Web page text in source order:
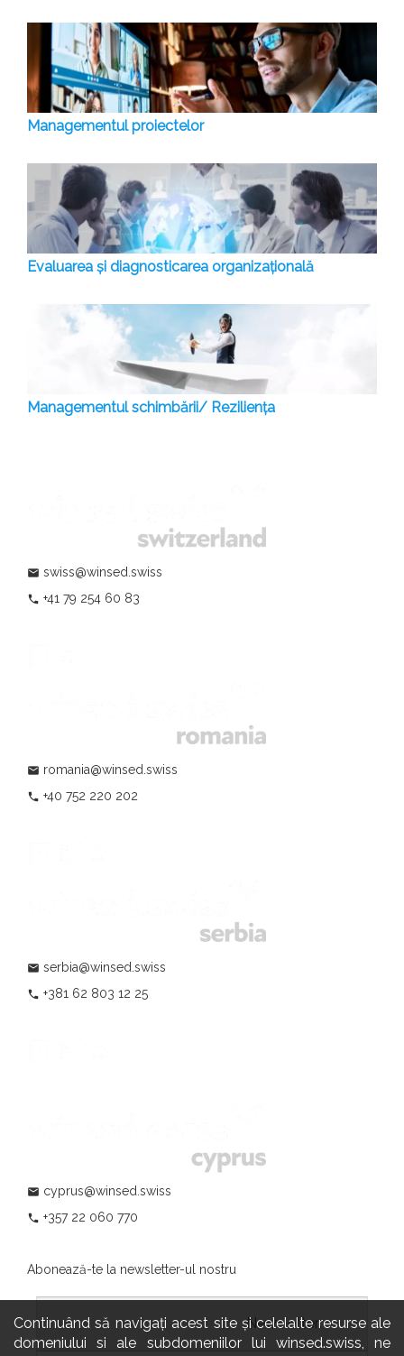
Continuând să navigați acest site și celelalte resurse ale
domeniului si ale subdomeniilor lui winsed.swiss, ne
Managementul proiectelor
Evaluarea și diagnosticarea organizațională
Managementul schimbării/ Reziliența
mail swiss@winsed.swiss
phone +41 79 254 60 83
mail romania@winsed.swiss
phone +40 752 220 202
mail serbia@winsed.swiss
phone +381 62 803 12 25
mail cyprus@winsed.swiss
phone +357 22 060 770
Abonează-te la newsletter-ul nostru
				                  	Newsletter: